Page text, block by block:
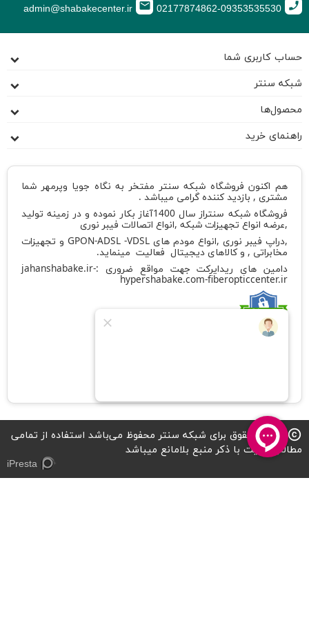
call
02177874862-09353535530
email
حساب کاربری شما
شبکه سنتر
محصول‌ها
راهنمای خرید
هم اکنون فروشگاه شبکه سنتر مفتخر به نگاه جویا وپرمهر شما
مشتری , بازدید کننده گرامی میباشد .
فروشگاه شبکه سنتراز سال 1400آغاز بکار نموده و در زمینه تولید
,عرضه انواع تجهیزات شبکه ,انواع اتصالات فیبر نوری
,دراپ فیبر نوری ,انواع مودم های GPON-ADSL -VDSL و تجهیزات
مخابراتی , و کالاهای دیجیتال فعالیت مینماید.
دامین های ریدایرکت جهت مواقع ضروری : jahanshabake.ir-
hypershabake.com-fiberopticcenter.ir
copyrightتمامی حقوق برای شبکه سنتر محفوظ می‌باشد استفاده از تمامی
مطالب سایت با ذکر منبع بلامانع میباشد
iPresta